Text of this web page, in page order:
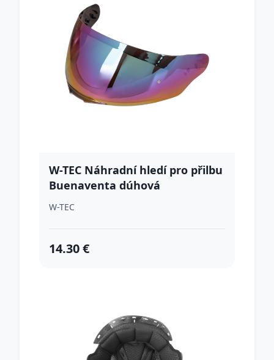
W-TEC Náhradní hledí pro přilbu
Buenaventa dúhová
W-TEC
14.30 €